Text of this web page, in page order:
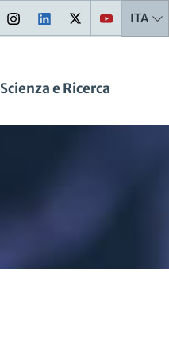
ITA
Scienza e Ricerca